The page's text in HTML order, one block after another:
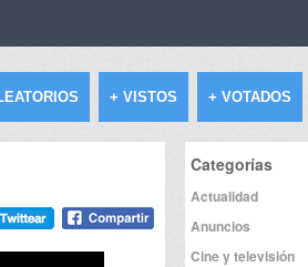
+ VISTOS + VOTADOS
Categorías
Actualidad
Anuncios
Cine y televisión